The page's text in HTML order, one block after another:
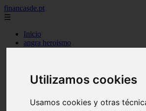
Utilizamos cookies
Usamos cookies y otras
financasde.pt
☰
Inicio
angra heroismo
braganca
castelo branco
evora